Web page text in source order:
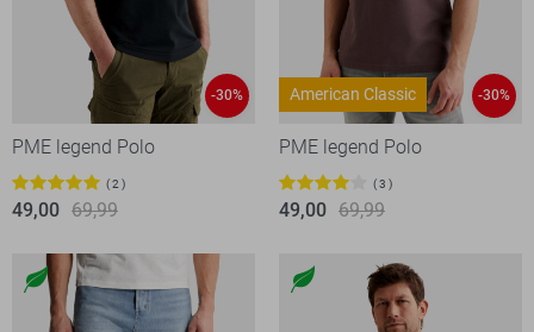
-30%
PME legend Polo
2
49,00 69,99
American Classic -30%
PME legend Polo
3
49,00 69,99